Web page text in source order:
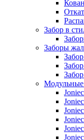
Забор в
Заборы
Модульные